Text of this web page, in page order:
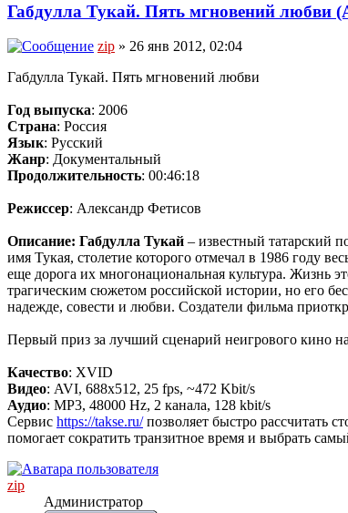
Габдулла Тукай. Пять мгновений любви
zip » 26 янв 2012, 02:04
Габдулла Тукай. Пять мгновений любви
Год выпуска: 2006
Страна: Россия
Язык: Русский
Жанр: Документальный
Продолжительность: 00:46:18
Режиссер: Александр Фетисов
Описание: Габдулла Тукай – известный татарский
имя Тукая, столетие которого отмечал в 1986 году
еще дорога их многонациональная культура. Жизнь
трагическим сюжетом российской истории, но его
надежде, совести и любви. Создатели фильма
Первый приз за лучший сценарий неигрового кино
Качество: XVID
Видео: AVI, 688x512, 25 fps, ~472 Kbit/s
Аудио: MP3, 48000 Hz, 2 канала, 128 kbit/s
Сервис https://takse.ru/позволяет быстро рассчитать
помогает сократить транзитное время и выбрать
zip
Администратор